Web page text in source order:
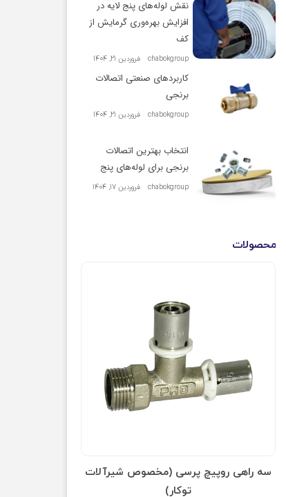
نقش لوله‌های پنج لایه در
افزایش بهره‌وری گرمایش از
کف
chabokgroup فروردین 21, 1404
کاربردهای صنعتی اتصالات
برنجی
chabokgroup فروردین 21, 1404
انتخاب بهترین اتصالات
برنجی برای لوله‌های پنج
chabokgroup فروردین 17, 1404
محصولات
سه راه تخت توپیچ پرسی